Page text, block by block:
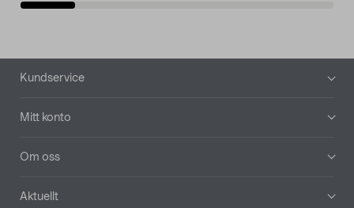
Sidfot
Kundservice
Mitt konto
Om oss
Aktuellt